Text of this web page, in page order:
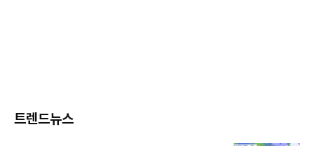
트렌드뉴스